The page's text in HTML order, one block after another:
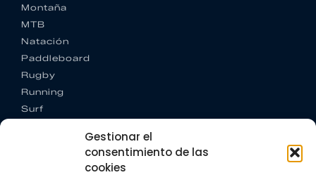
Gestionar el
consentimiento de las
cookies
Montaña
MTB
Natación
Paddleboard
Rugby
Running
Surf
CONTACTO